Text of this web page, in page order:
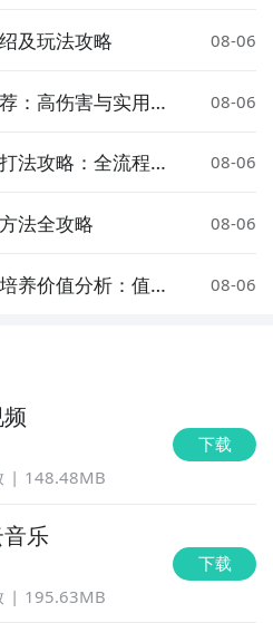
及玩法攻略
08-06
：高伤害与实用性
08-06
法攻略：全流程通
08-06
法全攻略 08-06
养价值分析：值得
08-06
148.48MB
下载
乐
195.63MB
下载